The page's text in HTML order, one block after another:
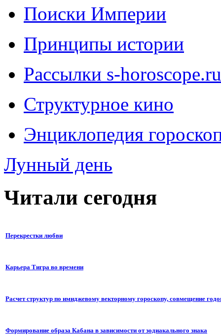
Поиски Империи
Принципы истории
Рассылки s-horoscope.ru
Структурное кино
Энциклопедия
Лунный день
Читали сегодня
Перекрестки любви
Карьера Тигра во времени
Расчет структур по имиджевому векторному гороскопу, совмещение
Формирование образа Кабана в зависимости от зодиакального знака